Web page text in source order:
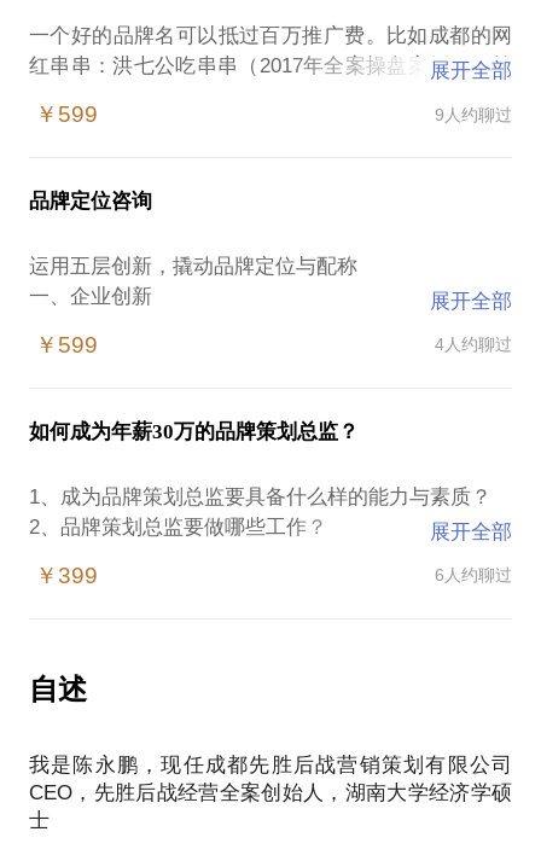
1、流量池-接触点-爆品-培育-信任-成交-裂变，营销
2、现阶段营销的方法、效果评估。
帮你找到制约品牌提升的关键性要素，突破企业发展
一个好的品牌名可以抵过百万推广费。比如成都的网
红串串：洪七公吃串串（2017年全案操盘案例，目前
公串串，签和串串，自燃界轰趴，达卡轰趴，豹牌美
甲，小小超人（运动馆），明月心（护肤品），真美
厨献江湖，……已获得公司与注册商标。
展开全部
￥599 9人约聊过
品牌定位咨询
运用五层创新，撬动品牌定位与配称
一、企业创新
二、品牌创新
三、产品创新
1、理念，2、造型创，3、功能
1、文案，2、视觉，3、体验，4、活动
五、运营创新
1、成本，2、渠道，3、裂变，4、会员
展开全部
￥599 4人约聊过
如何成为年薪30万的品牌策划总监？
1、成为品牌策划总监要具备什么样的能力与素质？
2、品牌策划总监要做哪些工作？
位？
5、现阶段该选择什么样的行业、企业、产品，去做品
牌营销策划？
诸葛亮的隆中对价值连城，刘备据此拜诸葛亮为丞
相。但是如果诸葛亮把隆中对卖给刘表或者吕布呢？
可能分文不值。
展开全部
￥399 6人约聊过
自述
我是陈永鹏，现任成都先胜后战营销策划有限公司
CEO，先胜后战经营全案创始人，湖南大学经济学硕
士